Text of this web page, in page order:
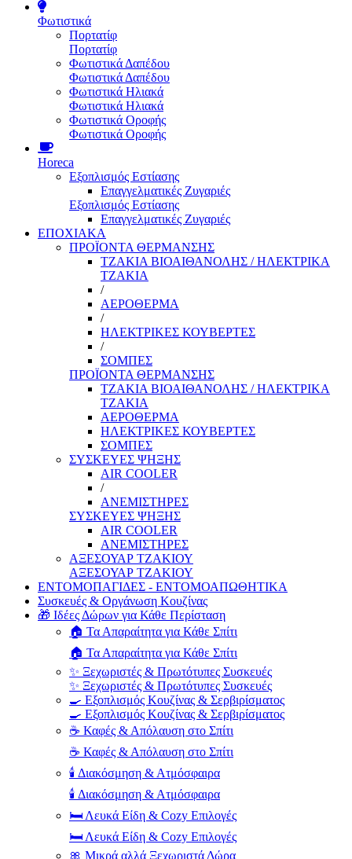
Φωτιστικά
Πορτατίφ
Πορτατίφ
Φωτιστικά Δαπέδου
Φωτιστικά Δαπέδου
Φωτιστικά Ηλιακά
Φωτιστικά Ηλιακά
Φωτιστικά Οροφής
Φωτιστικά Οροφής
Horeca
Εξοπλισμός Εστίασης
Επαγγελματικές Ζυγαριές
Εξοπλισμός Εστίασης
Επαγγελματικές Ζυγαριές
ΕΠΟΧΙΑΚΑ
ΠΡΟΪΟΝΤΑ ΘΕΡΜΑΝΣΗΣ
ΤΖΑΚΙΑ ΒΙΟΑΙΘΑΝΟΛΗΣ / ΗΛΕΚΤΡΙΚΑ
ΤΖΑΚΙΑ
/
ΑΕΡΟΘΕΡΜΑ
/
ΗΛΕΚΤΡΙΚΕΣ ΚΟΥΒΕΡΤΕΣ
/
ΣΟΜΠΕΣ
ΠΡΟΪΟΝΤΑ ΘΕΡΜΑΝΣΗΣ
ΤΖΑΚΙΑ ΒΙΟΑΙΘΑΝΟΛΗΣ / ΗΛΕΚΤΡΙΚΑ
ΤΖΑΚΙΑ
ΑΕΡΟΘΕΡΜΑ
ΗΛΕΚΤΡΙΚΕΣ ΚΟΥΒΕΡΤΕΣ
ΣΟΜΠΕΣ
ΣΥΣΚΕΥΕΣ ΨΗΞΗΣ
AIR COOLER
/
ΑΝΕΜΙΣΤΗΡΕΣ
ΣΥΣΚΕΥΕΣ ΨΗΞΗΣ
AIR COOLER
ΑΝΕΜΙΣΤΗΡΕΣ
ΑΞΕΣΟΥΑΡ ΤΖΑΚΙΟΥ
ΑΞΕΣΟΥΑΡ ΤΖΑΚΙΟΥ
ΕΝΤΟΜΟΠΑΓΙΔΕΣ - ΕΝΤΟΜΟΑΠΩΘΗΤΙΚΑ
Συσκευές & Οργάνωση Κουζίνας
🎁 Ιδέες Δώρων για Κάθε Περίσταση
🏠 Τα Απαραίτητα για Κάθε Σπίτι
🏠 Τα Απαραίτητα για Κάθε Σπίτι
✨ Ξεχωριστές & Πρωτότυπες Συσκευές
✨ Ξεχωριστές & Πρωτότυπες Συσκευές
🍳 Εξοπλισμός Κουζίνας & Σερβιρίσματος
🍳 Εξοπλισμός Κουζίνας & Σερβιρίσματος
☕ Καφές & Απόλαυση στο Σπίτι
☕ Καφές & Απόλαυση στο Σπίτι
🕯️ Διακόσμηση & Ατμόσφαιρα
🕯️ Διακόσμηση & Ατμόσφαιρα
🛏️ Λευκά Είδη & Cozy Επιλογές
🛏️ Λευκά Είδη & Cozy Επιλογές
🎀 Μικρά αλλά Ξεχωριστά Δώρα